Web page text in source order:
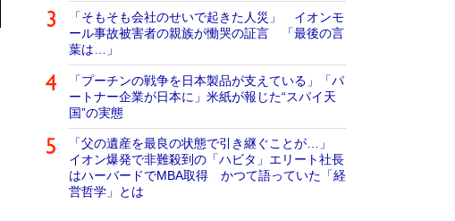
「そもそも会社のせいで起きた人災」 イオンモ
ール事故被害者の親族が慟哭の証言 「最後の言
葉は…」
「プーチンの戦争を日本製品が支えている」「パ
ートナー企業が日本に」米紙が報じた“スパイ天
国”の実態
「父の遺産を最良の状態で引き継ぐことが…」
イオン爆発で非難殺到の「ハビタ」エリート社長
はハーバードでMBA取得 かつて語っていた「経
営哲学」とは